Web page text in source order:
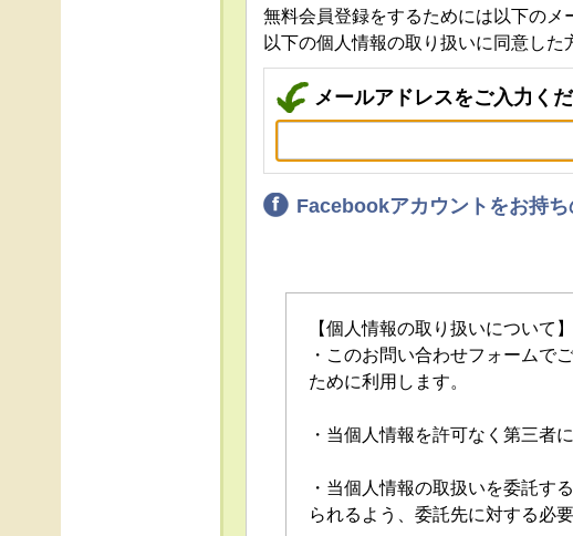
無料会員登録をするためには以下のメ
以下の個人情報の取り扱いに同意した
メールアドレスをご入力く
Facebookアカウントをお持ち
【個人情報の取り扱いについて】
・このお問い合わせフォームで
ために利用します。
・当個人情報を許可なく第三者
・当個人情報の取扱いを委託す
られるよう、委託先に対する必